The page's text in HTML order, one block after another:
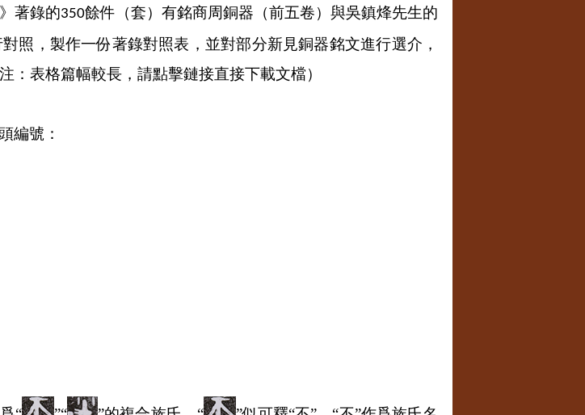
著錄的350餘件（套）有銘商周銅器（前五卷）與吳鎮烽先生的
照，製作一份著錄對照表，並對部分新見銅器銘文進行選介，
：表格篇幅較長，請點擊鏈接直接下載文檔）
編號：